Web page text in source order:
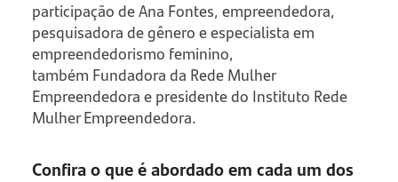
participação de Ana Fontes, empreendedora,
pesquisadora de gênero e especialista em
empreendedorismo feminino,
também Fundadora da Rede Mulher
Empreendedora e presidente do Instituto Rede
Mulher Empreendedora.
Confira o que é abordado em cada um dos